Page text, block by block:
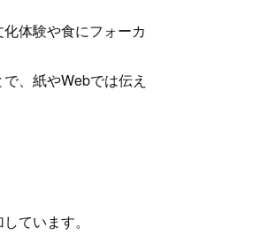
体験や食にフォーカ
、紙やWebでは伝え
ています。